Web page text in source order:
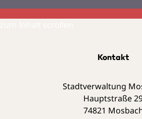
Kontakt
Stadtverwaltung
Hauptstraße
74821